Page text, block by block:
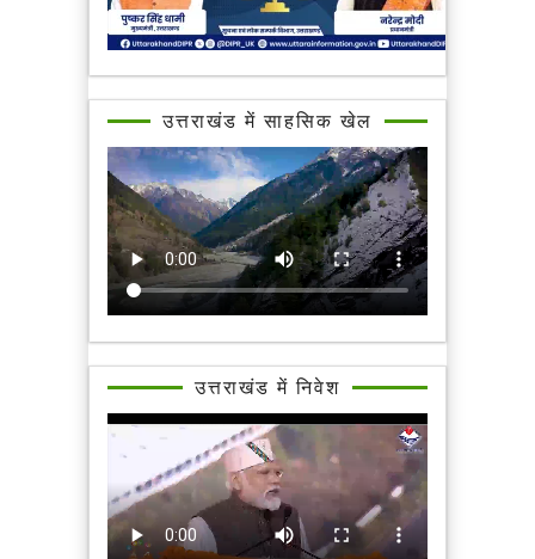
उत्तराखंड में साहसिक खेल
उत्तराखंड में निवेश